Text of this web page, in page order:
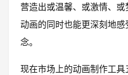
营造出或温馨、或激情、
动画的同时也能更深刻地
念。
现在市场上的动画制作工